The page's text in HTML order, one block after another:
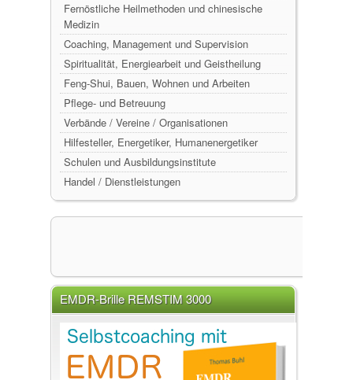
Fernöstliche Heilmethoden und chinesische
Medizin
Coaching, Management und Supervision
Spiritualität, Energiearbeit und Geistheilung
Feng-Shui, Bauen, Wohnen und Arbeiten
Pflege- und Betreuung
Verbände / Vereine / Organisationen
Hilfesteller, Energetiker, Humanenergetiker
Schulen und Ausbildungsinstitute
Handel / Dienstleistungen
EMDR-Brille REMSTIM 3000